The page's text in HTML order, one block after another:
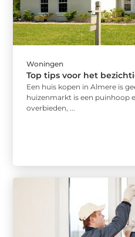
Woningen
Top tips voor het
Een huis kopen in Almere is
huizenmarkt is een puinhoop
overbieden, ...